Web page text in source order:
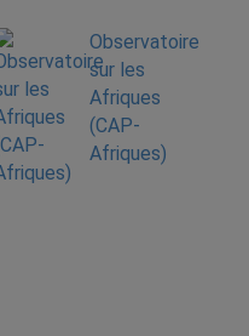
Observatoire
sur les
Afriques
(CAP-
Afriques)